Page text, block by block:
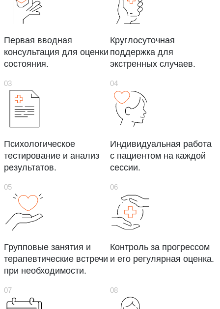
Первая вводная
консультация для оценки
состояния.
Круглосуточная
поддержка для
экстренных случаев.
Психологическое
тестирование и анализ
результатов.
Индивидуальная работа
с пациентом на каждой
сессии.
Групповые занятия и
терапевтические встречи
при необходимости.
Контроль за прогрессом
и его регулярная оценка.